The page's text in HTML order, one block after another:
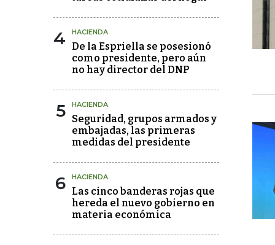
4 HACIENDA
De la Espriella se posesionó
como presidente, pero aún
no hay director del DNP
5 HACIENDA
Seguridad, grupos armados y
embajadas, las primeras
medidas del presidente
6 HACIENDA
Las cinco banderas rojas que
hereda el nuevo gobierno en
materia económica